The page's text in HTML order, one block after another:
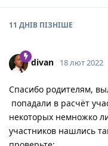
11 ДНІВ ПІЗНІШЕ
divan 18 лют 2022
Спасибо родителям,
попадали в расчёт
некоторых немножко
участников нашлись